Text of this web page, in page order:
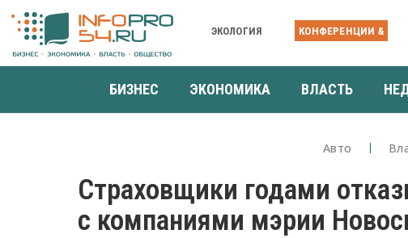
ЭКОЛОГИЯ КОНФЕРЕНЦИИ &
БИЗНЕС ЭКОНОМИКА ВЛАСТЬ
Авто
Страховщики годами
с компаниями мэрии